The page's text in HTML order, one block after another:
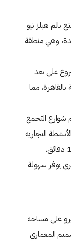
بالم هيلز نيو
وهي منطقة
على بعد
مما
شوارع التجمع
التجارية
يوفر سهولة
على مساحة
المعماري